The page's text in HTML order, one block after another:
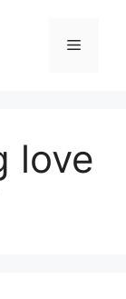
Menu
love